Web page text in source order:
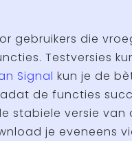
gebruikers die
Testversies
Signal kun je de
de functies
stabiele versie van
je eveneens